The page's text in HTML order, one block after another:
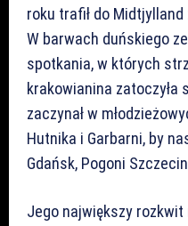
roku trafił do Midtjylland
W barwach duńskiego
spotkania, w których
krakowianina zatoczyła
zaczynał w
Hutnika i Garbarni, by
Gdańsk, Pogoni
Jego największy rozkwit